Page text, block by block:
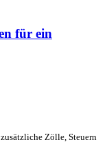
für ein
Zölle, Steuern